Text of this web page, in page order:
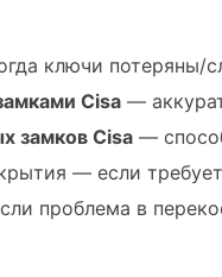
ключи потеряны/
Cisa —
замков Cisa —
— если
проблема в